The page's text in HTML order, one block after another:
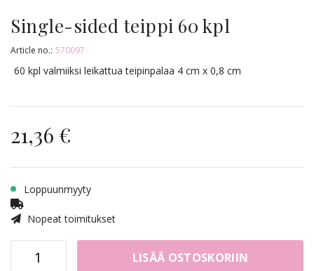
Single-sided teippi 60 kpl
Article no.: 570097
60 kpl valmiiksi leikattua teipinpalaa 4 cm x 0,8 cm
21,36 €
Loppuunmyyty
Nopeat toimitukset
LISÄÄ OSTOSKORIIN